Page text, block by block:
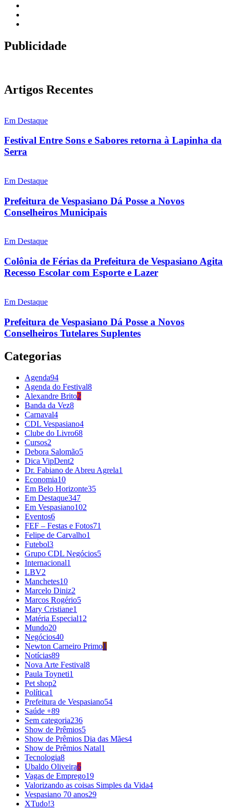
Publicidade
Artigos Recentes
Em Destaque
Festival Entre Sons e Sabores retorna à Lapinha da
Serra
Em Destaque
Prefeitura de Vespasiano Dá Posse a Novos
Conselheiros Municipais
Em Destaque
Colônia de Férias da Prefeitura de Vespasiano Agita
Recesso Escolar com Esporte e Lazer
Em Destaque
Prefeitura de Vespasiano Dá Posse a Novos
Conselheiros Tutelares Suplentes
Categorias
Agenda94
Agenda do Festival8
Alexandre Brito2
Banda da Vez8
Carnaval4
CDL Vespasiano4
Clube do Livro68
Cursos2
Debora Salomão5
Dica VipDent2
Dr. Fabiano de Abreu Agrela1
Economia10
Em Belo Horizonte35
Em Destaque347
Em Vespasiano102
Eventos6
FEF – Festas e Fotos71
Felipe de Carvalho1
Futebol3
Grupo CDL Negócios5
Internacional1
LBV2
Manchetes10
Marcelo Diniz2
Marcos Rogério5
Mary Cristiane1
Matéria Especial12
Mundo20
Negócios40
Newton Carneiro Primo1
Notícias89
Nova Arte Festival8
Paula Toyneti1
Pet shop2
Política1
Prefeitura de Vespasiano54
Saúde +89
Sem categoria236
Show de Prêmios5
Show de Prêmios Dia das Mães4
Show de Prêmios Natal1
Tecnologia8
Ubaldo Oliveira6
Vagas de Emprego19
Valorizando as coisas Simples da Vida4
Vespasiano 70 anos29
XTudo!3